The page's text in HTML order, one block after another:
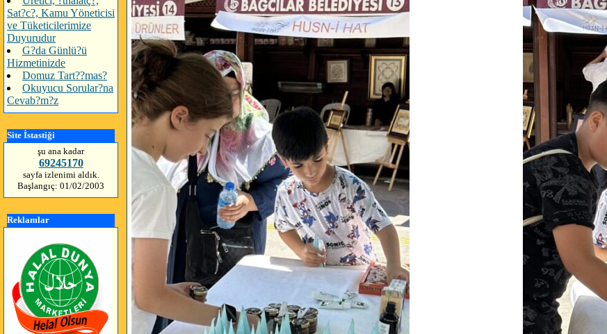
Sat?c?, Kamu Yöneticisi
ve Tüketicilerimize
Duyurudur
G?da Günlü?ü
Hizmetinizde
Domuz Tart??mas?
Okuyucu Sorular?na
Cevab?m?z
Site İstastiği
şu ana kadar
69245170
sayfa izlenimi aldık.
Başlangıç: 01/02/2003
Reklamlar